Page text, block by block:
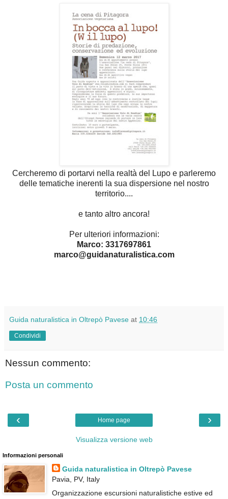
Cercheremo di portarvi nella realtà del Lupo e parleremo
delle tematiche inerenti la sua dispersione nel nostro
territorio....
e tanto altro ancora!
Per ulteriori informazioni:
Marco: 3317697861
marco@guidanaturalistica.com
Guida naturalistica in Oltrepò Pavese at 10:46
Condividi
Nessun commento:
Posta un commento
‹ ›
Home page
Visualizza versione web
Informazioni personali
Guida naturalistica in Oltrepò Pavese
Pavia, PV, Italy
Organizzazione escursioni naturalistiche estive ed